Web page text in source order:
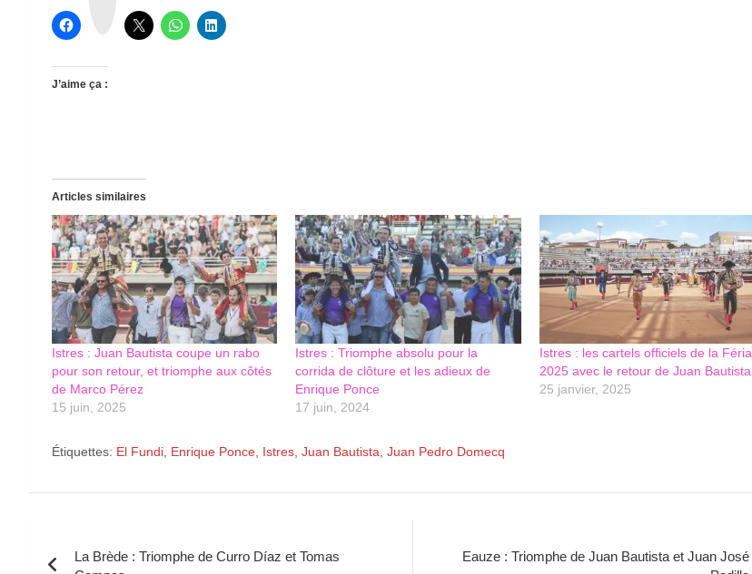
J’aime ça :
Articles similaires
Istres : Juan Bautista coupe un rabo
pour son retour, et triomphe aux côtés
de Marco Pérez
15 juin, 2025
Istres : Triomphe absolu pour la
corrida de clôture et les adieux de
Enrique Ponce
17 juin, 2024
Istres : les cartels officiels de la Féria
2025 avec le retour de Juan Bautista
25 janvier, 2025
Étiquettes: El Fundi Enrique Ponce Istres Juan Bautista Juan Pedro Domecq
La Brède : Triomphe de Curro Díaz et Tomas
Eauze : Triomphe de Juan Bautista et Juan José